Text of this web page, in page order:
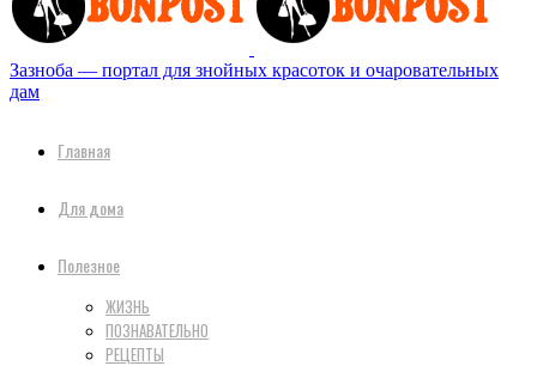
Зазноба — портал для знойных красоток и очаровательных
дам
Главная
Для дома
Полезное
ЖИЗНЬ
ПОЗНАВАТЕЛЬНО
РЕЦЕПТЫ